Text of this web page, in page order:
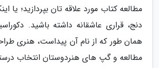
مطالعه کتاب مورد علاقه تان بپردازید؛ یا
دنج، قراری عاشقانه داشته باشید.
همان طور که از نام آن پیداست، هنری
مطالعه و گپ های هنردوستان انتخاب